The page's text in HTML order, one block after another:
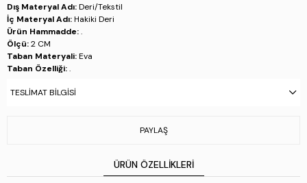
Dış Materyal Adı:Deri/Tekstil
İç Materyal Adı:Hakiki Deri
Ürün Hammadde:.
Ölçü:2 CM
Taban Materyali:Eva
Taban Özelliği:.
Üretim Yeri:İtalya
TESLIMAT BILGISI
PAYLAŞ
ÜRÜN ÖZELLIKLERI